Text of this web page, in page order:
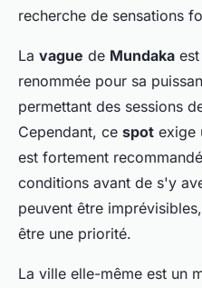
recherche de sensations
La vague de Mundaka
renommée pour sa
permettant des sessions
Cependant, ce spot exige
est fortement
conditions avant de s'y
peuvent être
être une priorité.
La ville elle-même est un